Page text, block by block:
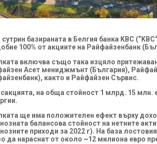
сутрин базираната в Белгия банка KBC
100% от акциите на Райфайзенбанк
включва също така изцяло
Асет мениджмънт (България),
както и Райфайзен Сървис.
на обща стойност 1 млрд. 15 млн.
ще има положителен ефект върху
балансова стойност на нетните
приходи за 2022 г). На база
да нараснат от около ~12 милиона евро